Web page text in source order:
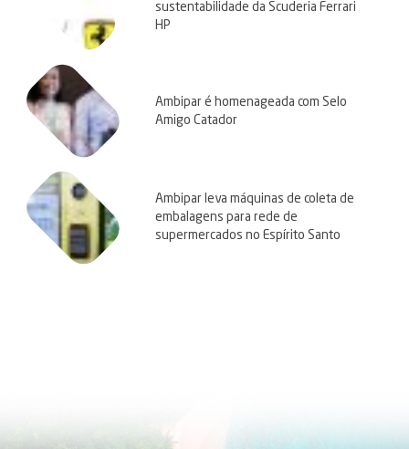
sustentabilidade da Scuderia Ferrari
HP
Ambipar é homenageada com Selo
Amigo Catador
Ambipar leva máquinas de coleta de
embalagens para rede de
supermercados no Espírito Santo